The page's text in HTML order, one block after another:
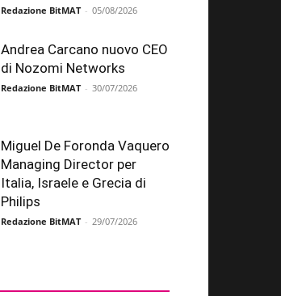
Redazione BitMAT - 05/08/2026
Andrea Carcano nuovo CEO
di Nozomi Networks
Redazione BitMAT - 30/07/2026
Miguel De Foronda Vaquero
Managing Director per
Italia, Israele e Grecia di
Philips
Redazione BitMAT - 29/07/2026